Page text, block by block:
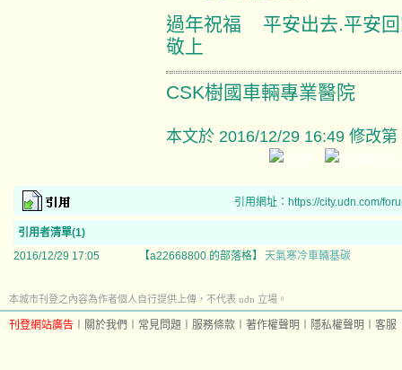
過年祝福 平安出去.
敬上
CSK樹國車輛專業醫院
本文於 2016/12/29 16:49 修改第
引用網址：https://city.udn.com/
引用者清單(1)
2016/12/29 17:05
【a22668800 的部落格】 天氣寒冷車輛基碳
本城市刊登之內容為作者個人自行提供上傳，不代表 udn 立場。
刊登網站廣告 關於我們 常見問題 服務條款 著作權聲明 隱私權聲明 客服